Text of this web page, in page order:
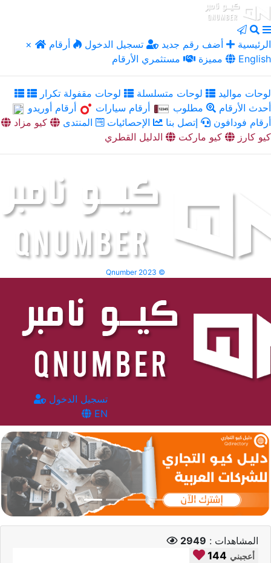
× الرئيسية أضف رقم جديد تسجيل الدخول
أرقام
مميزة
مستثمري الأرقام English
لوحات مواليد لوحات متسلسلة
لوحات مقفولة تكرار
أحدث الأرقام
مطلوب أرقام سيارات
أرقام أوريدو
أرقام فودافون
إتصل بنا الإحصائيات المنتدى
كيو مزاد
كيو كارز
كيو ماركت الدليل القطري
Qnumber 2023 ©
تسجيل الدخول
EN
المشاهدات : 2949
144 أعجبني